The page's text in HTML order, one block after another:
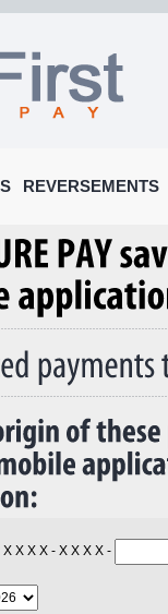
REVERSEMENTS
X X X - X X X X -